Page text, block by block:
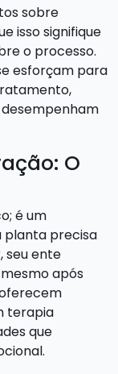
sobre
isso signifique
o processo.
esforçam para
O
é um
planta precisa
seu ente
após
terapia
que